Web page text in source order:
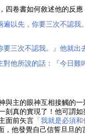
四卷書如何敘述他的反應
遍以先，你要三次不認我
要三次不認我。』他就出
對他所說的話：『今日雞
與主的眼神互相接觸的
刻真的實現了！他可謂如
面前矢言 「我就是必須
他發覺自己信誓旦旦的